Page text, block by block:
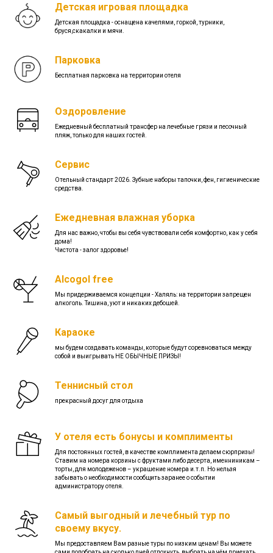
Детская игровая площадка
Детская площадка - оснащена качелями, горкой, турники,
бруся,скакалки и мячи.
Парковка
Бесплатная парковка на территории отеля
Оздоровление
Ежедневный бесплатный трансфер на лечебные грязи и песочный
пляж, только для наших гостей.
Сервис
Отельный стандарт 2026. Зубные наборы тапочки, фен, гигиенические
средства.
Ежедневная влажная уборка
Для нас важно, чтобы вы себя чувствовали себя комфортно, как у себя
дома!
Чистота - залог здоровье!
Alcogol free
Мы придерживаемся концепции - Халяль: на территории запрещен
алкоголь. Тишина, уют и никаких дебошей.
Караоке
мы будем создавать команды, которые будут соревноваться между
собой и выигрывать НЕ ОБЫЧНЫЕ ПРИЗЫ!
Теннисный стол
прекрасный досуг для отдыха
У отеля есть бонусы и комплименты
Для постоянных гостей, в качестве комплимента делаем сюрпризы!
Ставим на номера корзины с фруктами либо десерта, именниникам –
торты, для молодеженов – украшение номера и.т.п. Но нельзя
забывать о необходимости сообщить заранее о событии
администратору отеля.
Самый выгодный и лечебный тур по
своему вкусу.
Мы предоставляем Вам разные туры по низким ценам! Вы можете